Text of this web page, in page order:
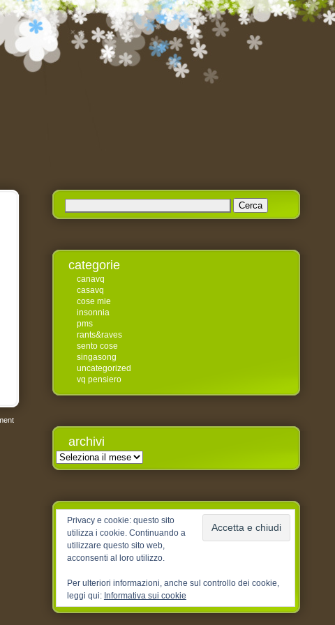
Ricerca
per:
categorie
canavq
casavq
cose mie
insonnia
pms
rants&raves
sento cose
singasong
uncategorized
vq pensiero
archivi
Archivi
Privacy e cookie: questo sito
utilizza i cookie. Continuando a
utilizzare questo sito web,
acconsenti al loro utilizzo.
Per ulteriori informazioni, anche sul controllo dei cookie,
leggi qui: Informativa sui cookie